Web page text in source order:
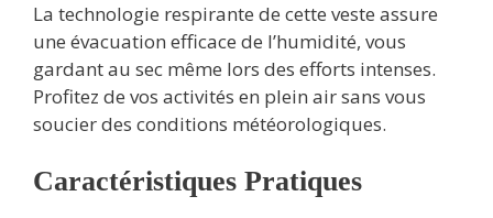
La technologie respirante de cette veste assure
une évacuation efficace de l’humidité, vous
gardant au sec même lors des efforts intenses.
Profitez de vos activités en plein air sans vous
soucier des conditions météorologiques.
Caractéristiques Pratiques